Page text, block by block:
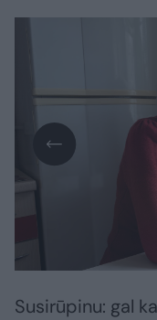
Susirūpinu: gal